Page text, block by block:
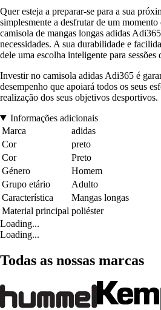
Quer esteja a preparar-se para a sua
simplesmente a desfrutar de um
camisola de mangas longas adidas
necessidades. A sua durabilidade e
dele uma escolha inteligente para sessões
Investir no camisola adidas Adi365 é
desempenho que apoiará todos os seus
realização dos seus objetivos desportivos.
Informações adicionais
Marca
adidas
Cor
preto
Cor
Preto
Género
Homem
Grupo etário
Adulto
Característica
Mangas longas
Material principal poliéster
Loading...
Loading...
Todas as nossas marcas